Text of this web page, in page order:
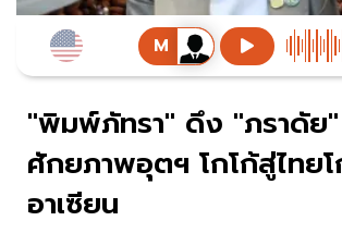
"พิมพ์ภัทรา" ดึง "ภราดัย
ศักยภาพอุตฯ โกโก้สู่ไทย
อาเซียน